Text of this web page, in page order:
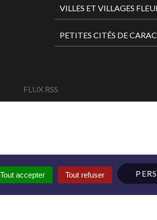
Tout accepter Tout refuser
VILLES ET VILLAGES
PETITES CITÉS DE
FLUX RSS